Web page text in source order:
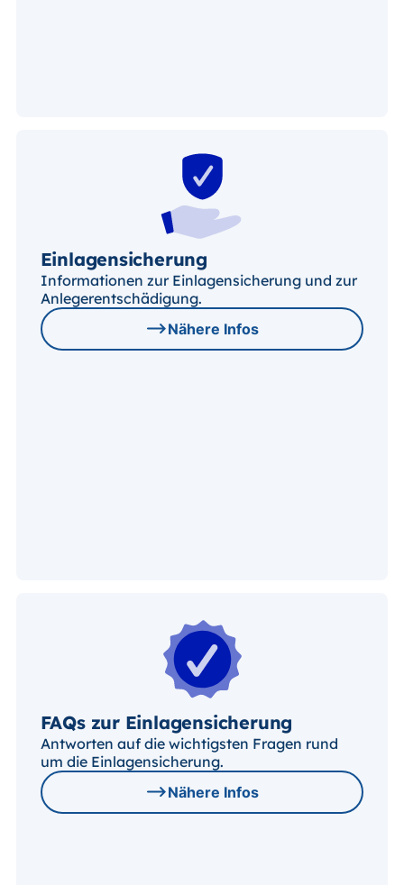
Einlagensicherung
Informationen zur Einlagensicherung und zur
Anlegerentschädigung.
Nähere Infos
FAQs zur Einlagensicherung
Antworten auf die wichtigsten Fragen rund
um die Einlagensicherung.
Nähere Infos